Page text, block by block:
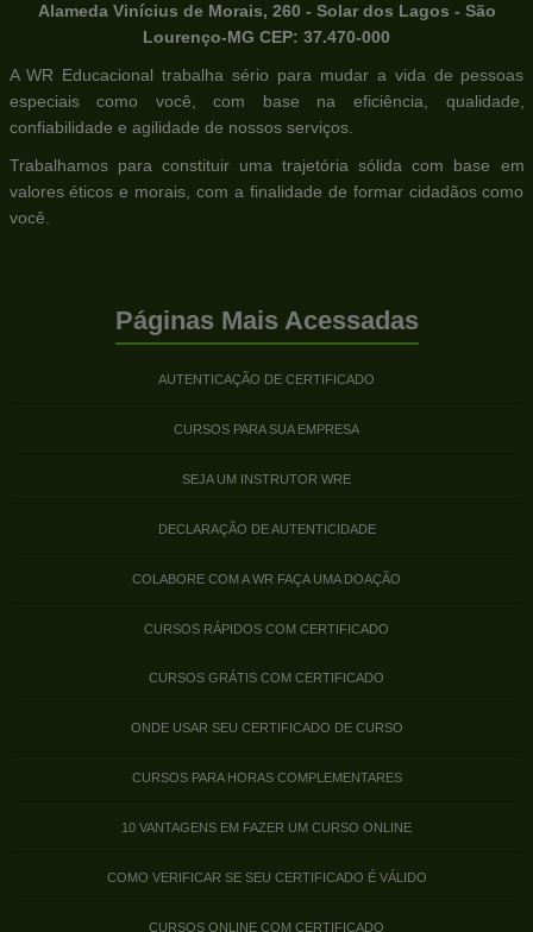
Alameda Vinícius de Morais, 260 - Solar dos Lagos - São
Lourenço-MG CEP: 37.470-000
A WR Educacional trabalha sério para mudar a vida de pessoas
especiais como você, com base na eficiência, qualidade,
confiabilidade e agilidade de nossos serviços.
Trabalhamos para constituir uma trajetória sólida com base em
valores éticos e morais, com a finalidade de formar cidadãos como
você.
Páginas Mais Acessadas
AUTENTICAÇÃO DE CERTIFICADO
CURSOS PARA SUA EMPRESA
SEJA UM INSTRUTOR WRE
DECLARAÇÃO DE AUTENTICIDADE
COLABORE COM A WR FAÇA UMA DOAÇÃO
CURSOS RÁPIDOS COM CERTIFICADO
CURSOS GRÁTIS COM CERTIFICADO
ONDE USAR SEU CERTIFICADO DE CURSO
CURSOS PARA HORAS COMPLEMENTARES
10 VANTAGENS EM FAZER UM CURSO ONLINE
COMO VERIFICAR SE SEU CERTIFICADO É VÁLIDO
CURSOS ONLINE COM CERTIFICADO